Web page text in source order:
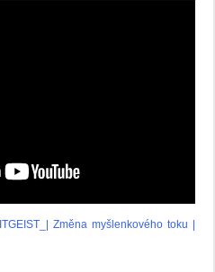
Změna myšlenkového toku |